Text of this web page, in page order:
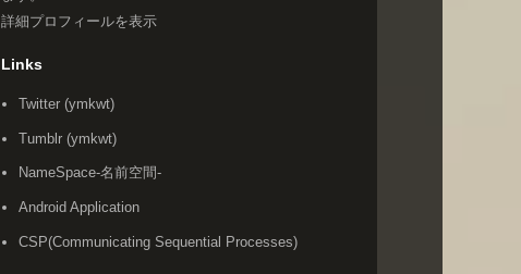
詳細プロフィールを表示
Links
Twitter (ymkwt)
Tumblr (ymkwt)
NameSpace-名前空間-
Android Application
CSP(Communicating Sequential Processes)